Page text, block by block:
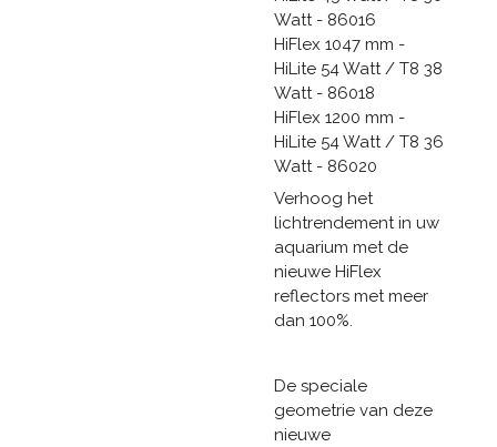
Watt - 86016
HiFlex 1047 mm -
HiLite 54 Watt / T8 38
Watt - 86018
HiFlex 1200 mm -
HiLite 54 Watt / T8 36
Watt - 86020
Verhoog het
lichtrendement in uw
aquarium met de
nieuwe HiFlex
reflectors met meer
dan 100%.
De speciale
geometrie van deze
nieuwe